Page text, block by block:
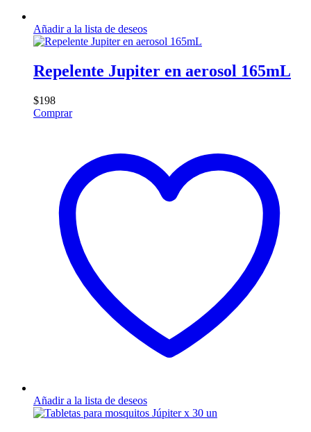
Añadir a la lista de deseos
Repelente Jupiter en aerosol 165mL
$198
Comprar
Añadir a la lista de deseos